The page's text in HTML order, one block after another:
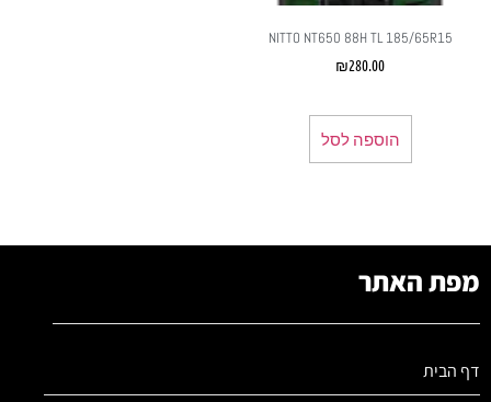
NITTO NT650 88H TL 185/65R15
₪280.00
הוספה לסל
מפת האתר
דף הבית